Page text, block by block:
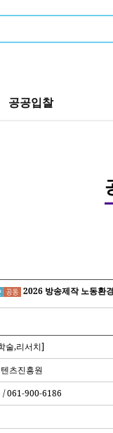
공공입찰
2026 방송제작 노동환
술,리서치]
츠진흥원
/ 061-900-6186